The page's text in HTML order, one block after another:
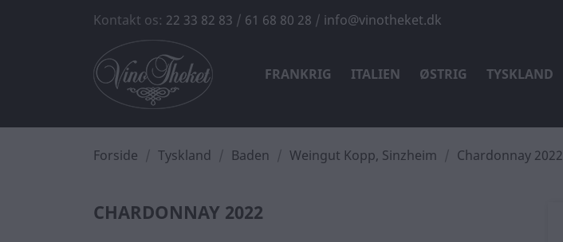
Kontakt os: 22 33 82 83 / 61 68 80 28 / info@vinotheket.dk
FRANKRIG ITALIEN ØSTRIG TYSKLAND
Forside Tyskland Baden Weingut Kopp, Sinzheim Chardonnay 2022
CHARDONNAY 2022